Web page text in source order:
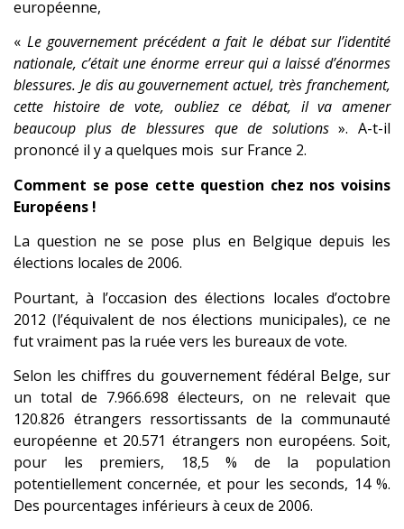
européenne,
« Le gouvernement précédent a fait le débat sur l’identité
nationale, c’était une énorme erreur qui a laissé d’énormes
blessures. Je dis au gouvernement actuel, très franchement,
cette histoire de vote, oubliez ce débat, il va amener
beaucoup plus de blessures que de solutions». A-t-il
prononcé il y a quelques mois sur France 2.
Comment se pose cette question chez nos voisins
Européens !
La question ne se pose plus en Belgique depuis les
élections locales de 2006.
Pourtant, à l’occasion des élections locales d’octobre
2012 (l’équivalent de nos élections municipales), ce ne
fut vraiment pas la ruée vers les bureaux de vote.
Selon les chiffres du gouvernement fédéral Belge, sur
un total de 7.966.698 électeurs, on ne relevait que
120.826 étrangers ressortissants de la communauté
européenne et 20.571 étrangers non européens. Soit,
pour les premiers, 18,5 % de la population
potentiellement concernée, et pour les seconds, 14 %.
Des pourcentages inférieurs à ceux de 2006.